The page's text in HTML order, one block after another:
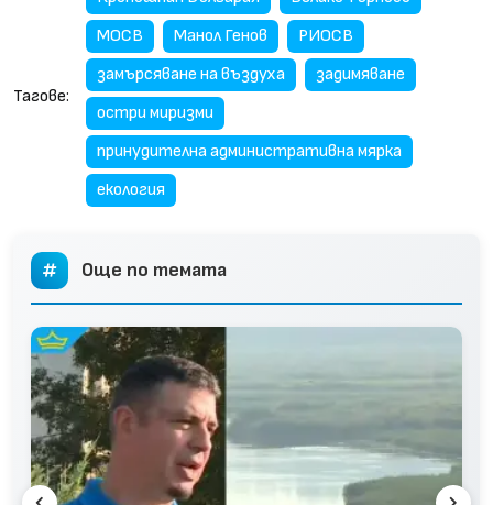
Тагове:
МОСВ
Манол Генов
РИОСВ
замърсяване на въздуха
задимяване
остри миризми
принудителна административна мярка
екология
Още по темата